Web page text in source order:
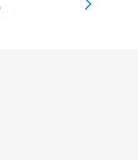
ideal para
cada).